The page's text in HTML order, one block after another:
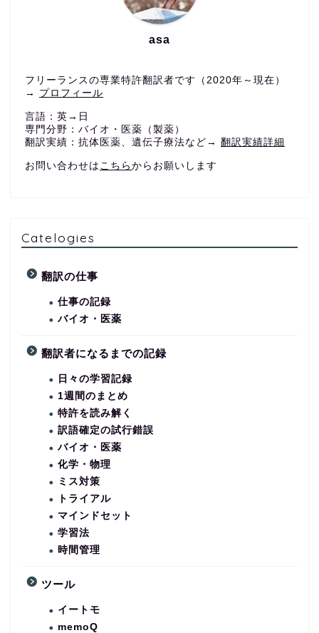
asa
フリーランスの専業特許翻訳者です（2020年～現在）
→ プロフィール
言語：英→日
専門分野：バイオ・医薬（製薬）
翻訳実績：抗体医薬、遺伝子療法など→ 翻訳実績詳細
お問い合わせは こちら からお願いします
Catelogies
翻訳の仕事
仕事の記録
バイオ・医薬
翻訳者になるまでの記録
日々の学習記録
1週間のまとめ
特許を読み解く
訳語確定の試行錯誤
バイオ・医薬
化学・物理
ミス対策
トライアル
マインドセット
学習法
時間管理
ツール
イートモ
memoQ